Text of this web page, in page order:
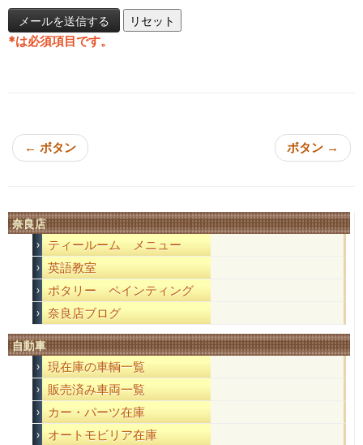
*は必須項目です。
← ボタン ボタン →
奈良店
ティールーム メニュー
英語教室
ポタリー ペインティング
奈良店ブログ
自動車
現在庫の車輌一覧
販売済み車両一覧
カー・パーツ在庫
オートモビリア在庫